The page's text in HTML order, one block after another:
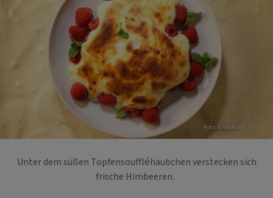
Foto: Eisenhut & Mayer
Unter dem süßen Topfensouffléhäubchen verstecken sich
frische Himbeeren.